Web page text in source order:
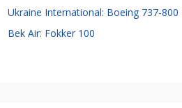
Ukraine International: Boeing 737-800
Bek Air: Fokker 100